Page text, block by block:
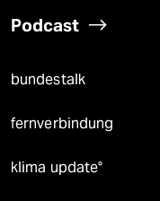
Podcast
bundestalk
fernverbindung
klima update°